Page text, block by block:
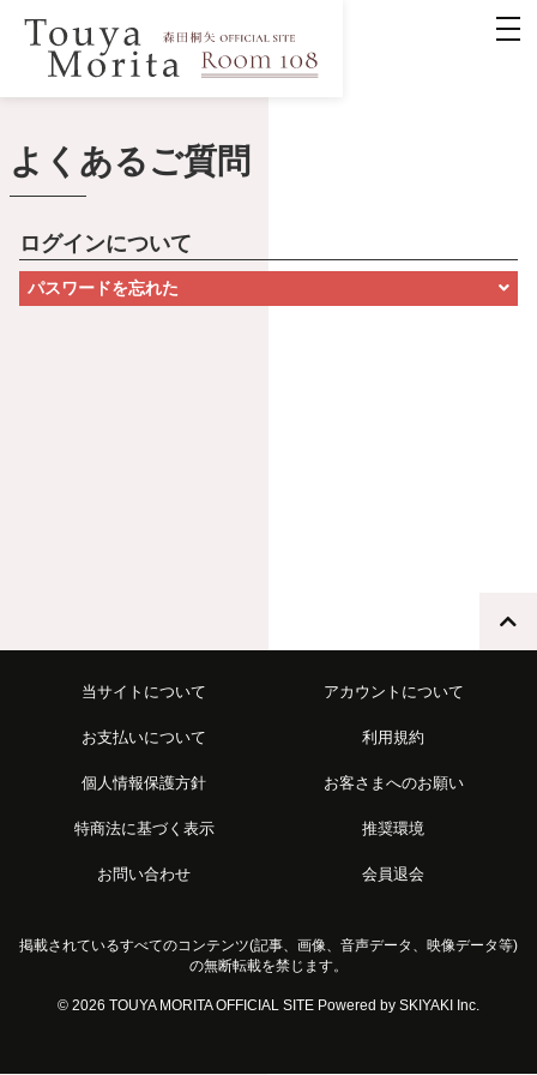
よくあるご質問
ログインについて
パスワードを忘れた
当サイトについて アカウントについて
お支払いについて 利用規約
個人情報保護方針 お客さまへのお願い
特商法に基づく表示 推奨環境
お問い合わせ 会員退会
掲載されているすべてのコンテンツ(記事、画像、音声データ、映像データ等)
の無断転載を禁じます。
© 2026 TOUYA MORITA OFFICIAL SITE Powered by SKIYAKI Inc.